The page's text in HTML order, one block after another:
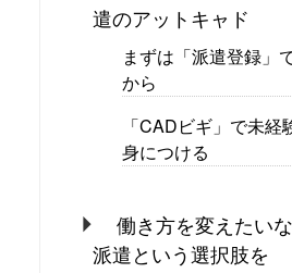
遣のアットキャド
まずは「派遣登録」
から
「CADビギ」で未
身につける
働き方を変えたい
派遣という選択肢を